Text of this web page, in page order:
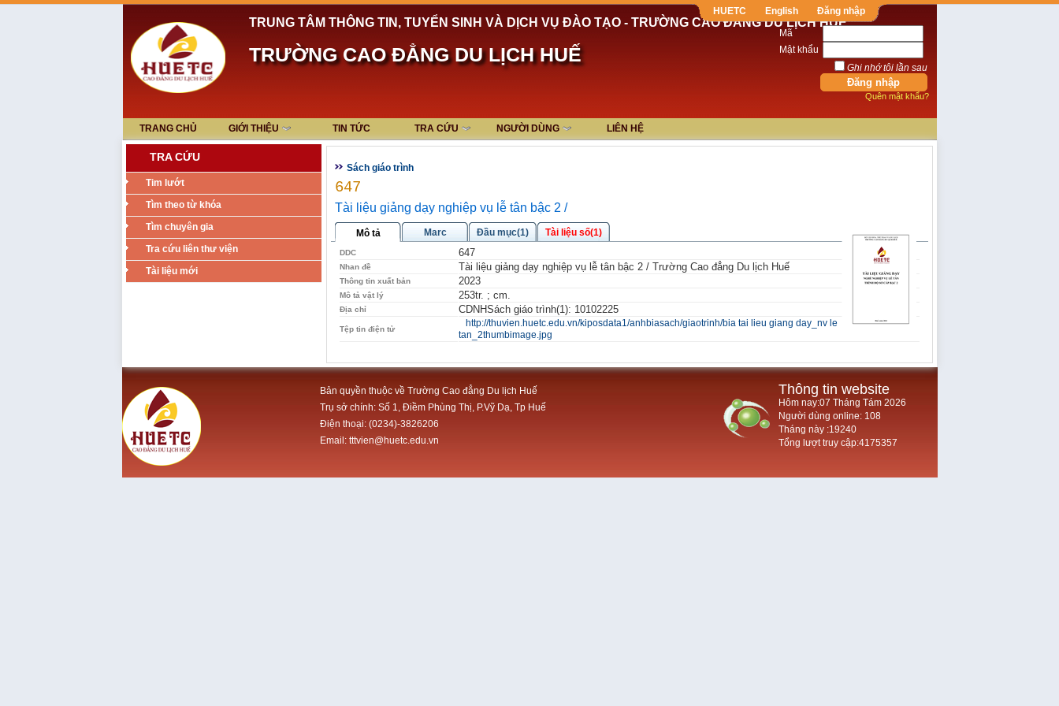
HUETC English Đăng nhập
TRUNG TÂM THÔNG TIN, TUYỂN SINH VÀ DỊCH VỤ ĐÀO TẠO - TRƯỜNG CAO ĐẲNG DU LỊCH HUẾ
TRƯỜNG CAO ĐẲNG DU LỊCH HUẾ
Mã
Mật khẩu
Ghi nhớ tôi lần sau
Quên mật khẩu?
TRANG CHỦ GIỚI THIỆU TIN TỨC TRA CỨU NGƯỜI DÙNG LIÊN HỆ
TRA CỨU
Tim lướt
Tìm theo từ khóa
Tìm chuyên gia
Tra cứu liên thư viện
Tài liệu mới
Sách giáo trình
647
Tài liệu giảng dạy nghiệp vụ lễ tân bậc 2 /
Mô tả Marc Đầu mục(1) Tài liệu số(1)
DDC 647
Nhan đề Tài liệu giảng dạy nghiệp vụ lễ tân bậc 2 / Trường Cao đẳng Du lịch Huế
Thông tin xuất bản 2023
Mô tả vật lý 253tr. ; cm.
Địa chỉ CDNHSách giáo trình(1): 10102225
Tệp tin điện tử
http://thuvien.huetc.edu.vn/kiposdata1/anhbiasach/giaotrinh/bia tai lieu giang day_nv le
tan_2thumbimage.jpg
Bản quyền thuộc về Trường Cao đẳng Du lịch Huế
Trụ sở chính: Số 1, Điềm Phùng Thị, P.Vỹ Dạ, Tp Huế
Điện thoại: (0234)-3826206
Email: tttvien@huetc.edu.vn
Thông tin website
Hôm nay:07 Tháng Tám 2026
Người dùng online: 108
Tháng này :19240
Tổng lượt truy cập:4175357